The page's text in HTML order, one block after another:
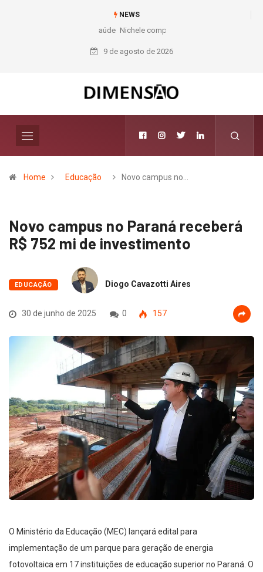
NEWS
Nichele completa 50 anos com 14 lojas e presença entre os maiores
varejistas de materiais de construção do Brasil
9 de agosto de 2026
Home Educação Novo campus no…
Novo campus no Paraná receberá
R$ 752 mi de investimento
EDUCAÇÃO Diogo Cavazotti Aires
30 de junho de 2025 0 157
O Ministério da Educação (MEC) lançará edital para
implementação de um parque para geração de energia
fotovoltaica em 17 instituições de educação superior no Paraná. O